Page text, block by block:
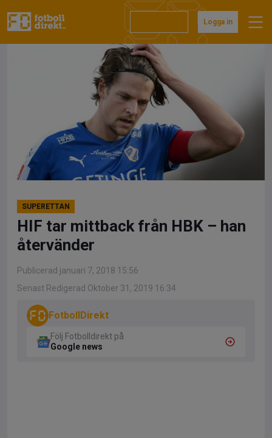
till
Logga in
SUPERETTAN
HIF tar mittback från HBK – han
återvänder
Publicerad januari 7, 2018 15:56
Senast Redigerad Oktober 31, 2019 16:34
FotbollDirekt
Följ Fotbolldirekt på
Google news